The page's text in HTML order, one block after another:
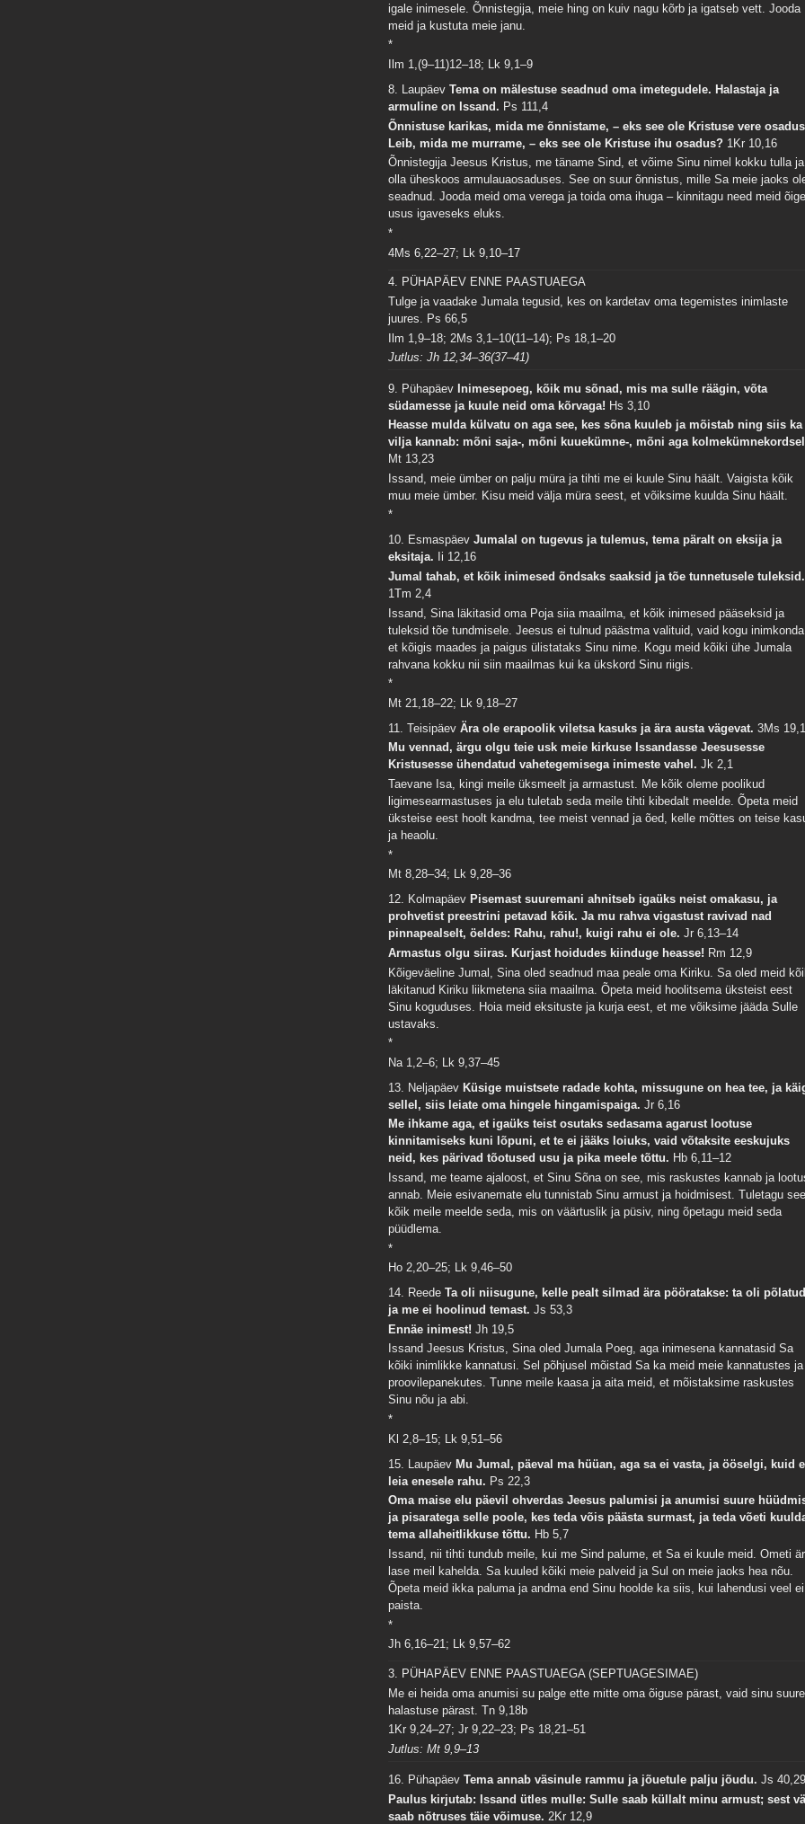
igale inimesele. Õnnistegija, meie hing on kuiv nagu kõrb ja igatseb vett. Jooda
meid ja kustuta meie janu.
*
Ilm 1,(9–11)12–18; Lk 9,1–9
8. LaupäevTema on mälestuse seadnud oma imetegudele. Halastaja ja
armuline on Issand. Ps 111,4
Õnnistuse karikas, mida me õnnistame, – eks see ole Kristuse vere
Leib, mida me murrame, – eks see ole Kristuse ihu osadus? 1Kr 10,16
Õnnistegija Jeesus Kristus, me täname Sind, et võime Sinu nimel kokku tulla ja
olla üheskoos armulauaosaduses. See on suur õnnistus, mille Sa meie jaoks
seadnud. Jooda meid oma verega ja toida oma ihuga – kinnitagu need meid
usus igaveseks eluks.
*
4Ms 6,22–27; Lk 9,10–17
4. PÜHAPÄEV ENNE PAASTUAEGA
Tulge ja vaadake Jumala tegusid, kes on kardetav oma tegemistes inimlaste
juures. Ps 66,5
Ilm 1,9–18; 2Ms 3,1–10(11–14); Ps 18,1–20
Jutlus: Jh 12,34–36(37–41)
9. PühapäevInimesepoeg, kõik mu sõnad, mis ma sulle räägin, võta
südamesse ja kuule neid oma kõrvaga! Hs 3,10
Heasse mulda külvatu on aga see, kes sõna kuuleb ja mõistab ning siis ka
vilja kannab: mõni saja-, mõni kuuekümne-, mõni aga
Mt 13,23
Issand, meie ümber on palju müra ja tihti me ei kuule Sinu häält. Vaigista kõik
muu meie ümber. Kisu meid välja müra seest, et võiksime kuulda Sinu häält.
*
10. EsmaspäevJumalal on tugevus ja tulemus, tema päralt on eksija ja
eksitaja. Ii 12,16
Jumal tahab, et kõik inimesed õndsaks saaksid ja tõe tunnetusele tuleksid.
1Tm 2,4
Issand, Sina läkitasid oma Poja siia maailma, et kõik inimesed pääseksid ja
tuleksid tõe tundmisele. Jeesus ei tulnud päästma valituid, vaid kogu
et kõigis maades ja paigus ülistataks Sinu nime. Kogu meid kõiki ühe Jumala
rahvana kokku nii siin maailmas kui ka ükskord Sinu riigis.
*
Mt 21,18–22; Lk 9,18–27
11. TeisipäevÄra ole erapoolik viletsa kasuks ja ära austa vägevat.3Ms
Mu vennad, ärgu olgu teie usk meie kirkuse Issandasse Jeesusesse
Kristusesse ühendatud vahetegemisega inimeste vahel.Jk 2,1
Taevane Isa, kingi meile üksmeelt ja armastust. Me kõik oleme poolikud
ligimesearmastuses ja elu tuletab seda meile tihti kibedalt meelde. Õpeta meid
üksteise eest hoolt kandma, tee meist vennad ja õed, kelle mõttes on teise
ja heaolu.
*
Mt 8,28–34; Lk 9,28–36
12. Kolmapäev Pisemast suuremani ahnitseb igaüks neist omakasu, ja
prohvetist preestrini petavad kõik. Ja mu rahva vigastust ravivad nad
pinnapealselt, öeldes: Rahu, rahu!, kuigi rahu ei ole.Jr 6,13–14
Armastus olgu siiras. Kurjast hoidudes kiinduge heasse! Rm 12,9
Kõigeväeline Jumal, Sina oled seadnud maa peale oma Kiriku. Sa oled meid
läkitanud Kiriku liikmetena siia maailma. Õpeta meid hoolitsema üksteist eest
Sinu koguduses. Hoia meid eksituste ja kurja eest, et me võiksime jääda Sulle
ustavaks.
*
Na 1,2–6; Lk 9,37–45
13. Neljapäev Küsige muistsete radade kohta, missugune on hea tee, ja
sellel, siis leiate oma hingele hingamispaiga.Jr 6,16
Me ihkame aga, et igaüks teist osutaks sedasama agarust lootuse
kinnitamiseks kuni lõpuni, et te ei jääks loiuks, vaid võtaksite eeskujuks
neid, kes pärivad tõotused usu ja pika meele tõttu. Hb 6,11–12
Issand, me teame ajaloost, et Sinu Sõna on see, mis raskustes kannab ja
annab. Meie esivanemate elu tunnistab Sinu armust ja hoidmisest. Tuletagu
kõik meile meelde seda, mis on väärtuslik ja püsiv, ning õpetagu meid seda
püüdlema.
*
Ho 2,20–25; Lk 9,46–50
14. ReedeTa oli niisugune, kelle pealt silmad ära pööratakse: ta oli
ja me ei hoolinud temast.Js 53,3
Ennäe inimest!Jh 19,5
Issand Jeesus Kristus, Sina oled Jumala Poeg, aga inimesena kannatasid Sa
kõiki inimlikke kannatusi. Sel põhjusel mõistad Sa ka meid meie kannatustes ja
proovilepanekutes. Tunne meile kaasa ja aita meid, et mõistaksime raskustes
Sinu nõu ja abi.
*
Kl 2,8–15; Lk 9,51–56
15. Laupäev Mu Jumal, päeval ma hüüan, aga sa ei vasta, ja ööselgi, kuid
leia enesele rahu. Ps 22,3
Oma maise elu päevil ohverdas Jeesus palumisi ja anumisi suure
ja pisaratega selle poole, kes teda võis päästa surmast, ja teda võeti
tema allaheitlikkuse tõttu. Hb 5,7
Issand, nii tihti tundub meile, kui me Sind palume, et Sa ei kuule meid. Ometi
lase meil kahelda. Sa kuuled kõiki meie palveid ja Sul on meie jaoks hea nõu.
Õpeta meid ikka paluma ja andma end Sinu hoolde ka siis, kui lahendusi veel ei
paista.
*
Jh 6,16–21; Lk 9,57–62
3. PÜHAPÄEV ENNE PAASTUAEGA (SEPTUAGESIMAE)
Me ei heida oma anumisi su palge ette mitte oma õiguse pärast, vaid sinu suure
halastuse pärast.Tn 9,18b
1Kr 9,24–27; Jr 9,22–23; Ps 18,21–51
Jutlus: Mt 9,9–13
16. PühapäevTema annab väsinule rammu ja jõuetule palju jõudu.Js
Paulus kirjutab: Issand ütles mulle: Sulle saab küllalt minu armust; sest
saab nõtruses täie võimuse. 2Kr 12,9